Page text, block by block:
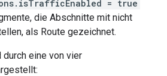
= true
die Abschnitte mit nicht
als Route gezeichnet.
eine von vier